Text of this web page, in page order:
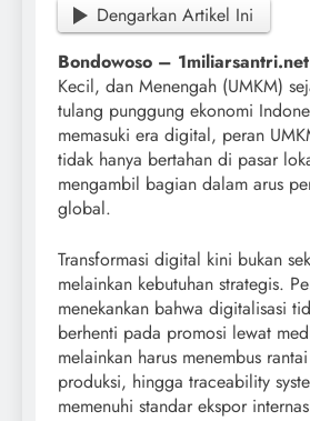
Dengarkan Artikel Ini
Bondowoso –
Kecil, dan Menengah (UMKM)
tulang punggung ekonomi
memasuki era digital, peran
tidak hanya bertahan di pasar
mengambil bagian dalam arus
global.
Transformasi digital kini bukan
melainkan kebutuhan strategis.
menekankan bahwa digitalisasi
berhenti pada promosi lewat
melainkan harus menembus
produksi, hingga traceability
memenuhi standar ekspor